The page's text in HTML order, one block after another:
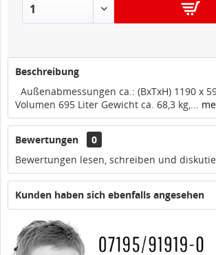
Beschreibung
Außenabmessungen ca.: (BxTxH) 1190 x
Volumen 695 Liter Gewicht ca. 68,3 kg,...
Bewertungen
0
Bewertungen lesen, schreiben und
Kunden haben sich ebenfalls angesehen